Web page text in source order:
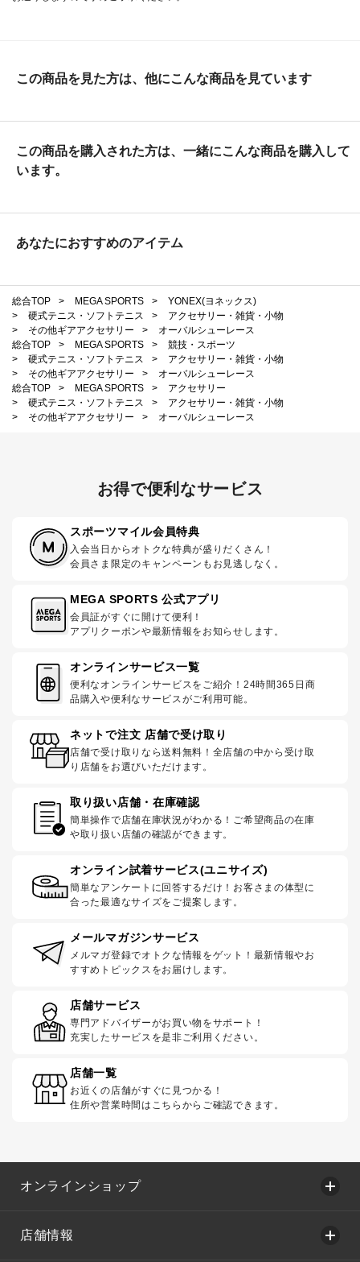
この商品を見た方は、他にこんな商品を見ています
この商品を購入された方は、一緒にこんな商品を購入して
います。
あなたにおすすめのアイテム
総合TOP > MEGA SPORTS >
YONEX(ヨネックス)
>
硬式テニス・ソフトテニス >
アクセサリー・雑貨・小物
>
その他ギアアクセサリー >
オーバルシューレース
総合TOP
> MEGA SPORTS >
競技・スポーツ
>
硬式テニス・ソフトテニス >
アクセサリー・雑貨・小物
>
その他ギアアクセサリー >
オーバルシューレース
総合TOP
> MEGA SPORTS >
アクセサリー
>
硬式テニス・ソフトテニス >
アクセサリー・雑貨・小物
>
その他ギアアクセサリー > オーバルシューレース
お得で便利なサービス
スポーツマイル会員特典
入会当日からオトクな特典が盛りだくさん！
会員さま限定のキャンペーンもお見逃しなく。
MEGA SPORTS 公式アプリ
会員証がすぐに開けて便利！
アプリクーポンや最新情報をお知らせします。
オンラインサービス一覧
便利なオンラインサービスをご紹介！24時間365日商
品購入や便利なサービスがご利用可能。
ネットで注文 店舗で受け取り
店舗で受け取りなら送料無料！全店舗の中から受け取
り店舗をお選びいただけます。
取り扱い店舗・在庫確認
簡単操作で店舗在庫状況がわかる！ご希望商品の在庫
や取り扱い店舗の確認ができます。
オンライン試着サービス(ユニサイズ)
簡単なアンケートに回答するだけ！お客さまの体型に
合った最適なサイズをご提案します。
メールマガジンサービス
メルマガ登録でオトクな情報をゲット！最新情報やお
すすめトピックスをお届けします。
店舗サービス
専門アドバイザーがお買い物をサポート！
充実したサービスを是非ご利用ください。
店舗一覧
お近くの店舗がすぐに見つかる！
住所や営業時間はこちらからご確認できます。
オンラインショップ
店舗情報